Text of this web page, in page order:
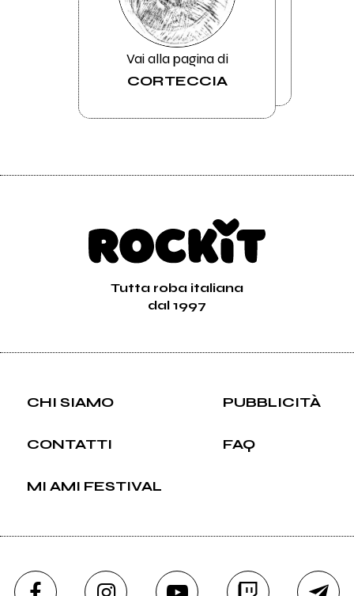
Vai alla pagina di
CORTECCIA
Tutta roba italiana
dal 1997
CHI SIAMO PUBBLICITÀ
CONTATTI FAQ
MI AMI FESTIVAL